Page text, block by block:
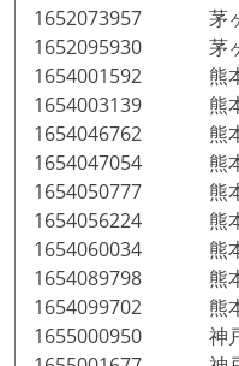
1652073957 茅ヶ
1652095930 茅ヶ
1654001592 熊本
1654003139 熊本
1654046762 熊本
1654047054 熊本
1654050777 熊本
1654056224 熊本
1654060034 熊本
1654089798 熊本
1654099702 熊本
1655000950 神戸